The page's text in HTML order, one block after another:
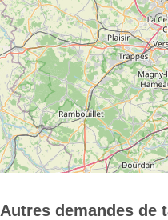
Autres demandes de